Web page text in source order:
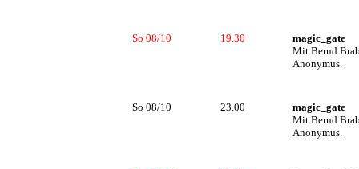
So 08/10 19.30
magic_gate
Mit Bernd
Anonymus.
So 08/10 23.00
magic_gate
Mit Bernd
Anonymus.